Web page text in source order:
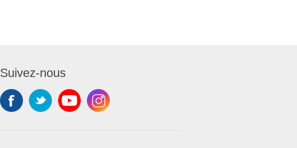
Suivez-nous